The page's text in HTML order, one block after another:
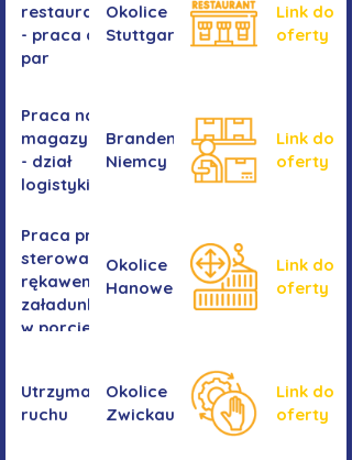
restauracji
- praca dla
par
Okolice
Stuttgartu
Link do
oferty
Praca na
magazynie
- dział
logistyki
Brandenburgia,
Niemcy
Link do
oferty
Praca przy
sterowaniu
rękawem
załadunkowym
w porcie
Okolice
Hanower
Link do
oferty
Utrzymanie
ruchu
Okolice
Zwickau
Link do
oferty